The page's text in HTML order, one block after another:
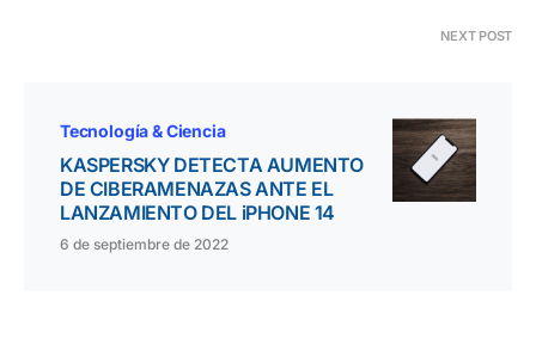
NEXT POST
Tecnología & Ciencia
KASPERSKY DETECTA AUMENTO
DE CIBERAMENAZAS ANTE EL
LANZAMIENTO DEL iPHONE 14
6 de septiembre de 2022